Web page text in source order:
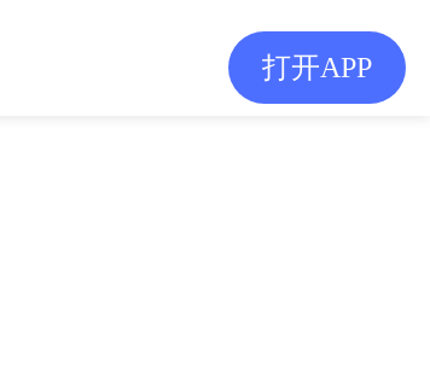
打开APP